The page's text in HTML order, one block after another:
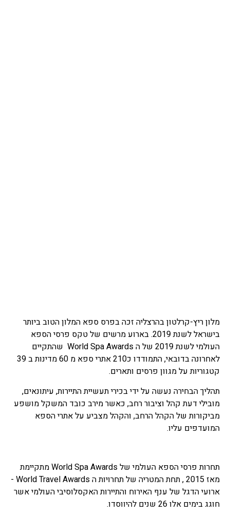
מלון ריץ-קרלטון בהרצליה זכה בפרס ספא המלון הטוב ביותר
בישראל לשנת 2019. בארוע מרשים של טקס פרסי הספא
העולמי לשנת 2019 של ה World Spa Awards שהתקיים
לאחרונה בדובאי, התמודדו כ210 אתרי ספא מ 60 מדינות ב 39
קטגוריות על מגוון פרסים ותארים.
תהליך הבחירה נעשה על ידי בכירי תעשיית התיירות, עיתונאים,
מובילי דעת קהל וציבור רחב, כאשר מירב כובד המשקל מושפע
מביקורות של הקהל הרחב, והקהל מצביע על אתרי הספא
המועדפים עליו.
תחרות פרסי הספא העולמי של World Spa Awards מתקיימת
מאז 2015 , תחת המטריה של תחרויות ה World Travel Awards -
ארועי הדגל של ענף האירוח והתיירות האקסלוסיבי העולמי אשר
חוגג בימים אלו 26 שנים להיווסדו.